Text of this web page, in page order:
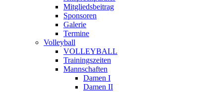
Mitgliedsbeitrag
Sponsoren
Galerie
Termine
Volleyball
VOLLEYBALL
Trainingszeiten
Mannschaften
Damen I
Damen II